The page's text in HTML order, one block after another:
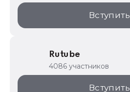
Вступить
Rutube
4086 участников
Вступить